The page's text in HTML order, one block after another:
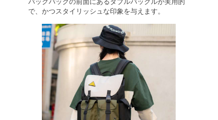
で、かつスタイリッシュな印象を与えます。